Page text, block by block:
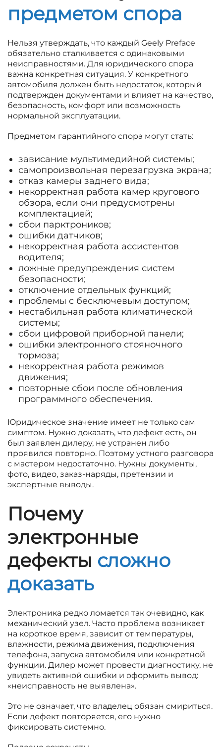
предметом спора
Нельзя утверждать, что каждый Geely Preface
обязательно сталкивается с одинаковыми
неисправностями. Для юридического спора
важна конкретная ситуация. У конкретного
автомобиля должен быть недостаток, который
подтвержден документами и влияет на качество,
безопасность, комфорт или возможность
нормальной эксплуатации.
Предметом гарантийного спора могут стать:
зависание мультимедийной системы;
самопроизвольная перезагрузка экрана;
отказ камеры заднего вида;
некорректная работа камер кругового
обзора, если они предусмотрены
комплектацией;
сбои парктроников;
ошибки датчиков;
некорректная работа ассистентов
водителя;
ложные предупреждения систем
безопасности;
отключение отдельных функций;
проблемы с бесключевым доступом;
нестабильная работа климатической
системы;
сбои цифровой приборной панели;
ошибки электронного стояночного
тормоза;
некорректная работа режимов
движения;
повторные сбои после обновления
программного обеспечения.
Юридическое значение имеет не только сам
симптом. Нужно доказать, что дефект есть, он
был заявлен дилеру, не устранен либо
проявился повторно. Поэтому устного разговора
с мастером недостаточно. Нужны документы,
фото, видео, заказ-наряды, претензии и
экспертные выводы.
Почему
электронные
дефекты сложно
доказать
Электроника редко ломается так очевидно, как
механический узел. Часто проблема возникает
на короткое время, зависит от температуры,
влажности, режима движения, подключения
телефона, запуска автомобиля или конкретной
функции. Дилер может провести диагностику, не
увидеть активной ошибки и оформить вывод:
«неисправность не выявлена».
Это не означает, что владелец обязан смириться.
Если дефект повторяется, его нужно
фиксировать системно.